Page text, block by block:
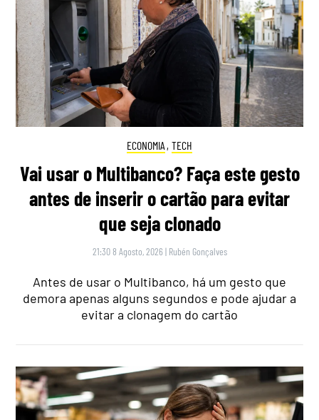
ECONOMIA , TECH
Vai usar o Multibanco? Faça este gesto
antes de inserir o cartão para evitar
que seja clonado
21:30 8 Agosto, 2026 | Rubén Gonçalves
Antes de usar o Multibanco, há um gesto que
demora apenas alguns segundos e pode ajudar a
evitar a clonagem do cartão